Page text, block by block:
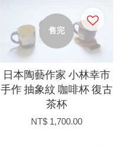
售完
日本陶藝作家 小林幸市
手作 抽象紋 咖啡杯 復古
茶杯
NT$ 1,700.00